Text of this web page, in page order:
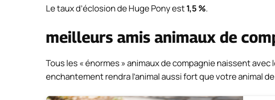
Le taux d’éclosion de Huge Pony est1,5 %.
meilleurs amis animaux de
Tous les « énormes » animaux de compagnie naissent avec
enchantement rendra l’animal aussi fort que votre animal